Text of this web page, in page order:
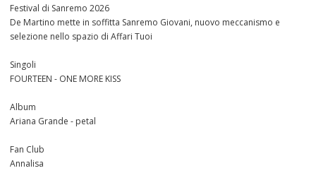
Festival di Sanremo 2026
De Martino mette in soffitta Sanremo Giovani, nuovo meccanismo e
selezione nello spazio di Affari Tuoi
Singoli
FOURTEEN - ONE MORE KISS
Album
Ariana Grande - petal
Fan Club
Annalisa